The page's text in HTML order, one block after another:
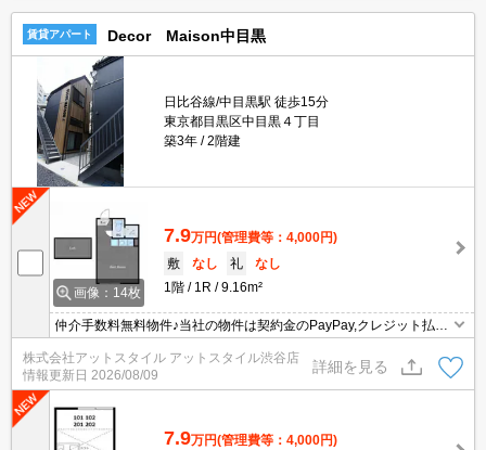
賃貸アパート Decor Maison中目黒
日比谷線/中目黒駅 徒歩15分
東京都目黒区中目黒４丁目
築3年
2階建
画像：14枚
7.9万円(管理費等：4,000円)
敷
なし 礼
なし
1階
1R 9.16m²
仲介手数料無料物件♪当社の物件は契約金のPayPay,クレジット払い
可能♪引越業者の料金割引有☆家具家電のレンタル可能♪
株式会社アットスタイル アットスタイル渋谷店
情報更新日 2026/08/09
詳細を見る
7.9万円(管理費等：4,000円)